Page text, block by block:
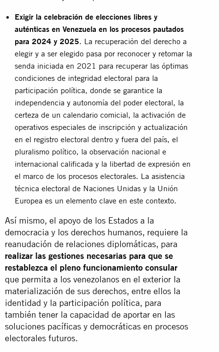
Exigir la celebración de elecciones libres y
auténticas en Venezuela en los procesos pautados
para 2024 y 2025. La recuperación del derecho a
elegir y a ser elegido pasa por reconocer y retomar la
senda iniciada en 2021 para recuperar las óptimas
condiciones de integridad electoral para la
participación política, donde se garantice la
independencia y autonomía del poder electoral, la
certeza de un calendario comicial, la activación de
operativos especiales de inscripción y actualización
en el registro electoral dentro y fuera del país, el
pluralismo político, la observación nacional e
internacional calificada y la libertad de expresión en
el marco de los procesos electorales. La asistencia
técnica electoral de Naciones Unidas y la Unión
Europea es un elemento clave en este contexto.
Así mismo, el apoyo de los Estados a la
democracia y los derechos humanos, requiere la
reanudación de relaciones diplomáticas, para
realizar las gestiones necesarias para que se
restablezca el pleno funcionamiento consular
que permita a los venezolanos en el exterior la
materialización de sus derechos, entre ellos la
identidad y la participación política, para
también tener la capacidad de aportar en las
soluciones pacíficas y democráticas en procesos
electorales futuros.